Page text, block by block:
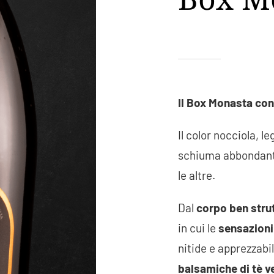
Il Box Monasta
Il color nocciola,
schiuma
le altre.
Dalcorpo ben
in cui le
nitide e
balsamiche di tè